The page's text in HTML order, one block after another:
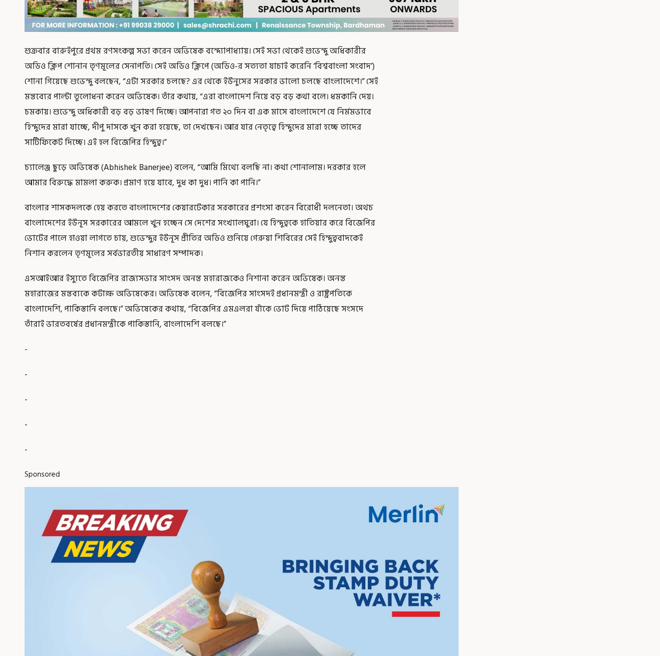
শুক্রবার বারুইপুরে প্রথম রণসংকল্প সভা করেন অভিষেক বন্দ্যোপাধ্যায়। সেই সভা থেকেই শুভেন্দু অধিকারীর
অডিও ক্লিপ শোনান তৃণমূলের সেনাপতি। সেই অডিও ক্লিপে (অডিও-র সত্যতা যাচাই করেনি ‘বিশ্ববাংলা সংবাদ’)
শোনা গিয়েছে শুভেন্দু বলছেন, “এটা সরকার চলছে? এর থেকে ইউনুসের সরকার ভালো চলছে বাংলাদেশে।” সেই
মন্তব্যের পাল্টা তুলোধনা করেন অভিষেক। তাঁর কথায়, “এরা বাংলাদেশ নিয়ে বড় বড় কথা বলে। ধমকানি দেয়।
চমকায়। শুভেন্দু অধিকারী বড় বড় ভাষণ দিচ্ছে। আপনারা গত ২০ দিন বা এক মাসে বাংলাদেশে যে নির্মমভাবে
হিন্দুদের মারা যাচ্ছে, দীপু দাসকে খুন করা হয়েছে, তা দেখছেন। আর যার নেতৃত্বে হিন্দুদের মারা হচ্ছে তাদের
সার্টিফিকেট দিচ্ছে। এই হল বিজেপির হিন্দুত্ব।”
চ্যালেঞ্জ ছুড়ে অভিষেক (Abhishek Banerjee) বলেন, “আমি মিথ্যে বলছি না। কথা শোনালাম। দরকার হলে
আমার বিরুদ্ধে মামলা করুক। প্রমাণ হয়ে যাবে, দুধ কা দুধ। পানি কা পানি।”
বাংলার শাসকদলকে হেয় করতে বাংলাদেশের কেয়ারটেকার সরকারের প্রশংসা করেন বিরোধী দলনেতা। অথচ
বাংলাদেশের ইউনূস সরকারের আমলে খুন হচ্ছেন সে দেশের সংখ্যালঘুরা। যে হিন্দুত্বকে হাতিয়ার করে বিজেপির
ভোটের পালে হাওয়া লাগতে চায়, শুভেন্দুর ইউনূস প্রীতির অডিও শুনিয়ে গেরুয়া শিবিরের সেই হিন্দুত্ববাদকেই
নিশান করলেন তৃণমূলের সর্বভারতীয় সাধারণ সম্পাদক।
এসআইআর ইস্যুতে বিজেপির রাজ্যসভার সাংসদ অনন্ত মহারাজকেও নিশানা করেন অভিষেক। অনন্ত
মহারাজের মন্তব্যকে কটাক্ষ অভিষেকের। অভিষেক বলেন, “বিজেপির সাংসদই প্রধানমন্ত্রী ও রাষ্ট্রপতিকে
বাংলাদেশি, পাকিস্তানি বলছে।” অভিষেকের কথায়, “বিজেপির এমএলরা যাঁকে ভোট দিয়ে পাঠিয়েছে সংসদে
তাঁরাই ভারতবর্ষের প্রধানমন্ত্রীকে পাকিস্তানি, বাংলাদেশি বলছে।”
-
-
-
-
-
Sponsored